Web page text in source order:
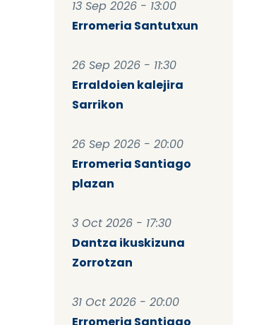
13 Sep 2026 - 13:00
Erromeria Santutxun
26 Sep 2026 - 11:30
Erraldoien kalejira
Sarrikon
26 Sep 2026 - 20:00
Erromeria Santiago
plazan
3 Oct 2026 - 17:30
Dantza ikuskizuna
Zorrotzan
31 Oct 2026 - 20:00